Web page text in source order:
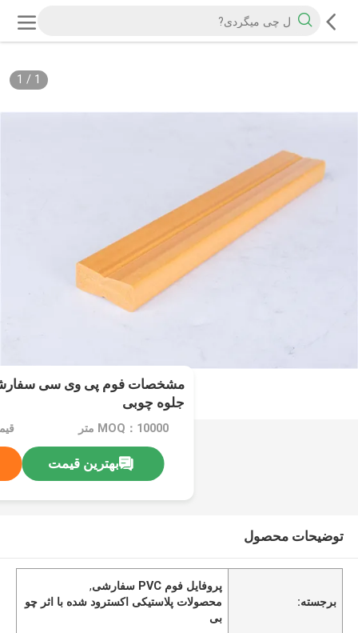
1
/
1
مشخصات فوم پی وی سی
جلوه چوبی
MOQ：10000 متر
بهترین قیمت
توضیحات محصول
برجسته:
پروفایل فوم PVC سفارشی
,
محصولات پلاستیکی اکسترود شده با اثر چو
بی